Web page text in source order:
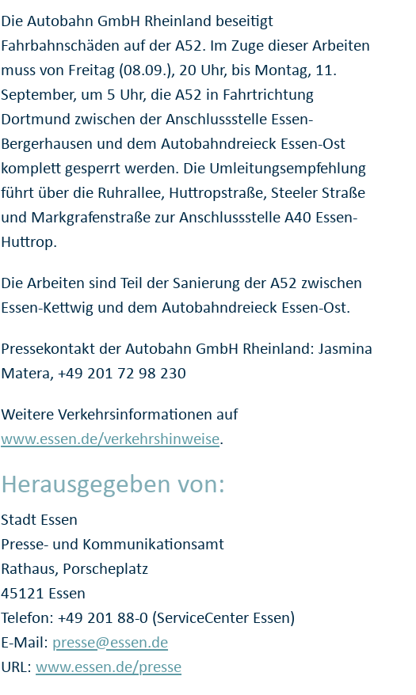
Die Autobahn GmbH Rheinland beseitigt
Fahrbahnschäden auf der A52. Im Zuge dieser Arbeiten
muss von Freitag (08.09.), 20 Uhr, bis Montag, 11.
September, um 5 Uhr, die A52 in Fahrtrichtung
Dortmund zwischen der Anschlussstelle Essen-
Bergerhausen und dem Autobahndreieck Essen-Ost
komplett gesperrt werden. Die Umleitungsempfehlung
führt über die Ruhrallee, Huttropstraße, Steeler Straße
und Markgrafenstraße zur Anschlussstelle A40 Essen-
Huttrop.
Die Arbeiten sind Teil der Sanierung der A52 zwischen
Essen-Kettwig und dem Autobahndreieck Essen-Ost.
Pressekontakt der Autobahn GmbH Rheinland: Jasmina
Matera, +49 201 72 98 230
Weitere Verkehrsinformationen auf
www.essen.de/verkehrshinweise.
Herausgegeben von:
Stadt Essen
Presse- und Kommunikationsamt
Rathaus, Porscheplatz
45121 Essen
Telefon: +49 201 88-0 (ServiceCenter Essen)
E-Mail: presse@essen.de
URL:www.essen.de/presse